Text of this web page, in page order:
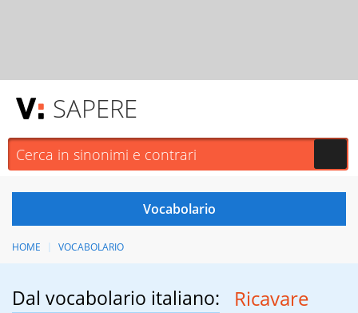
SAPERE
HOME VOCABOLARIO
Dal vocabolario italiano: Ricavare